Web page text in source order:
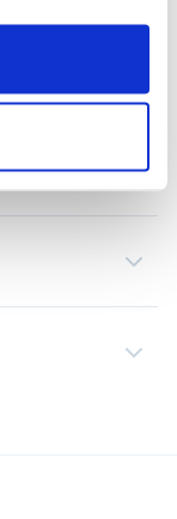
sitsen är
för optimal